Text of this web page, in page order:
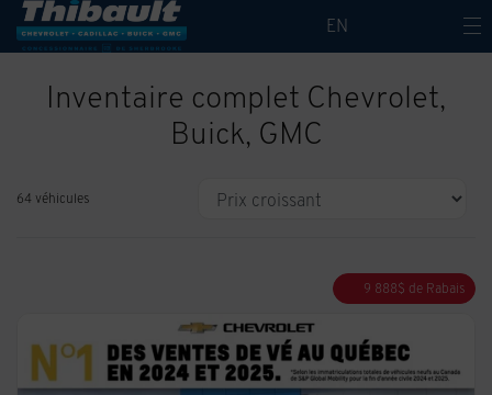
EN
Inventaire complet Chevrolet,
Buick, GMC
64 véhicules
9 888$ de Rabais